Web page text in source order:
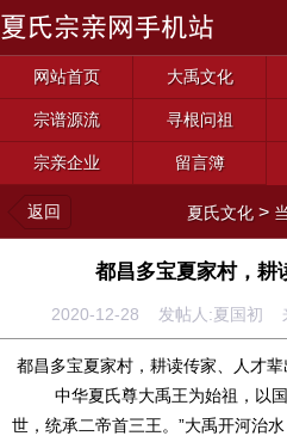
网站首页 大禹文化
宗谱源流 寻根问祖
宗亲企业 留言簿
返回 夏氏文化 >
都昌多宝夏家村，耕
2020-12-28 发帖人:夏国初
都昌多宝夏家村，耕读传家、人才辈
中华夏氏尊大禹王为始祖，以国
世，统承二帝首三王。”大禹开河治